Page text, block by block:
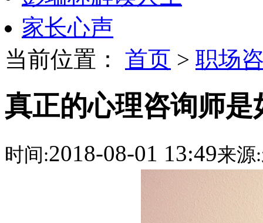
家长心声
当前位置： 首页 > 职场
真正的心理咨询师是
时间:2018-08-01 13:49来源: